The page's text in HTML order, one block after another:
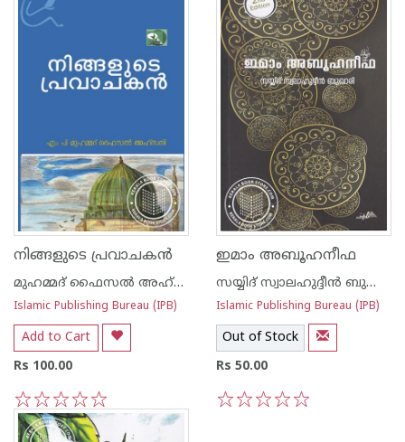
നിങ്ങളുടെ പ്രവാചകന്‍
മുഹമ്മദ് ഫൈസല്‍ അഹ്സനി രണ്ടത്താണി
Islamic Publishing Bureau (IPB)
Add to Cart
Rs 100.00
5
4
3
2
1
ഇമാം അബൂഹനീഫ
സയ്യിദ് സ്വാലഹുദ്ദീന്‍ ബുക്കാരി
Islamic Publishing Bureau (IPB)
Out of Stock
Rs 50.00